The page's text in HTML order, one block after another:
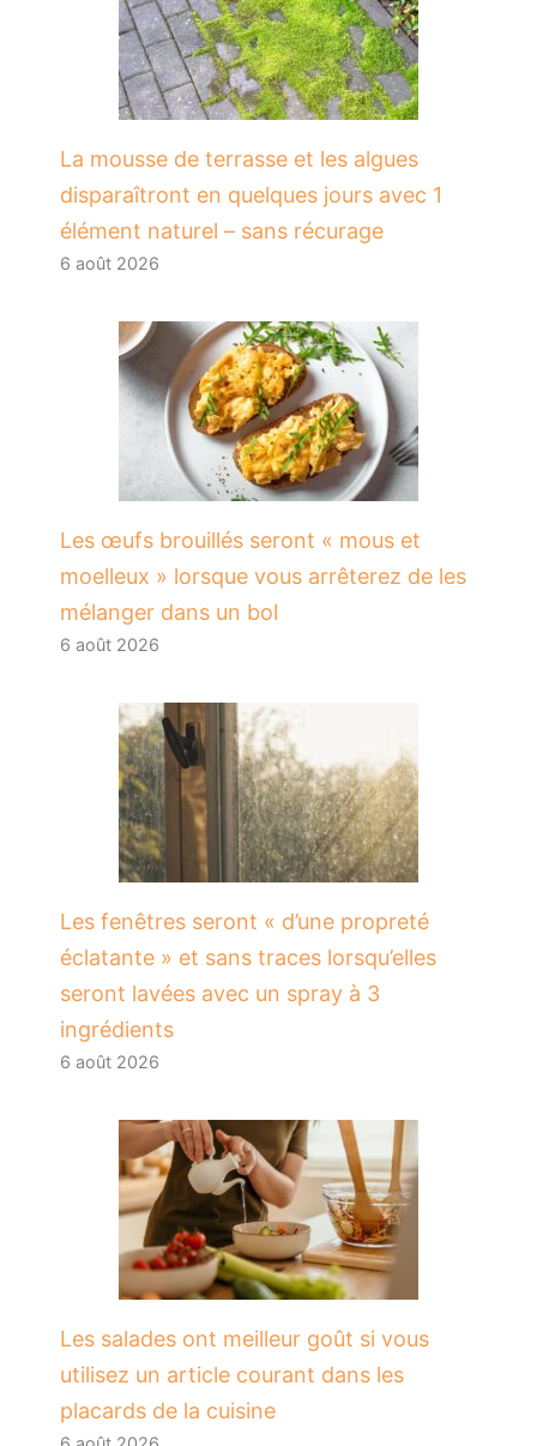
La mousse de terrasse et les algues
disparaîtront en quelques jours avec 1
élément naturel – sans récurage
6 août 2026
Les œufs brouillés seront « mous et
moelleux » lorsque vous arrêterez de les
mélanger dans un bol
6 août 2026
Les fenêtres seront « d’une propreté
éclatante » et sans traces lorsqu’elles
seront lavées avec un spray à 3
ingrédients
6 août 2026
Les salades ont meilleur goût si vous
utilisez un article courant dans les
placards de la cuisine